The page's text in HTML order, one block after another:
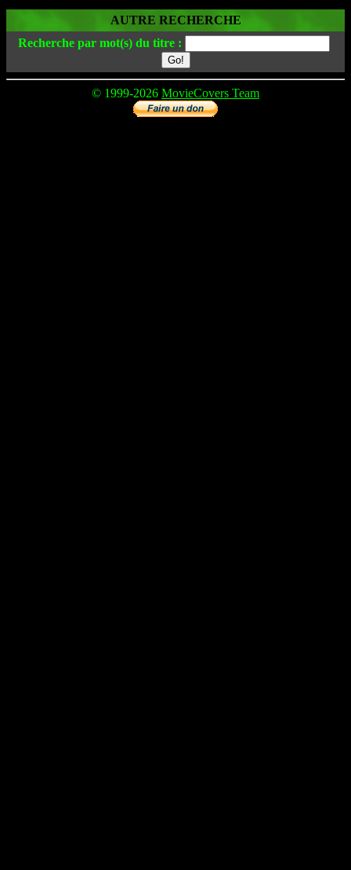
AUTRE RECHERCHE
Recherche par mot(s) du titre :
© 1999-2026 MovieCovers Team